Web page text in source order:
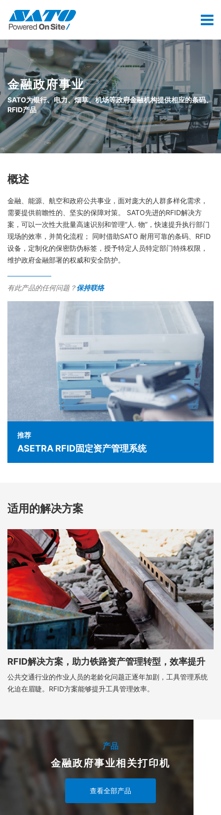
金融政府事业
SATO为银行、电力、烟草、机场等政府金融机构提供相应的条码、
RFID产品
概述
金融、能源、航空和政府公共事业，面对庞大的人群多样化需求，
需要提供前瞻性的、坚实的保障对策。 SATO先进的RFID解决方
案，可以一次性大批量高速识别和管理“人. 物”，快速提升执行部门
现场的效率，并简化流程； 同时借助SATO 耐用可靠的条码、RFID
设备，定制化的保密防伪标签，授予特定人员特定部门特殊权限，
维护政府金融部署的权威和安全防护。
有此产品的任何问题？保持联络
推荐
ASETRA RFID固定资产管理系统
适用的解决方案
RFID解决方案，助力铁路资产管理转型，效率提升
公共交通行业的作业人员的老龄化问题正逐年加剧，工具管理系统
化迫在眉睫。RFID方案能够提升工具管理效率。
产品
金融政府事业相关打印机
查看全部产品